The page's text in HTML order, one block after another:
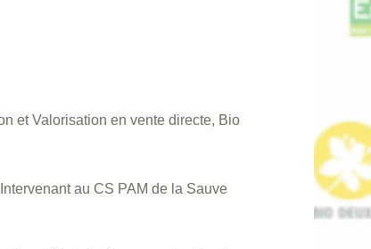
et Valorisation en vente directe, Bio
au CS PAM de la Sauve